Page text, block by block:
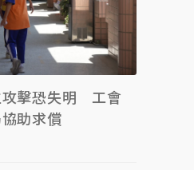
攻擊恐失明 工會
助求償